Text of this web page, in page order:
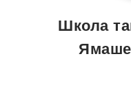
Школа